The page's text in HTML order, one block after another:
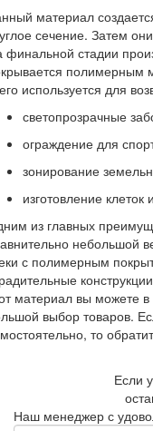
материал
сечение. Затем
финальной стадии
полимерным
используется для
светопрозрачные
ограждение для
зонирование
изготовление клеток
из главных
небольшой
с полимерным
материал вы можете
выбор товаров.
то
Если
Наш менеджер с